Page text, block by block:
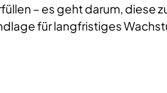
– es geht darum, diese
für langfristiges